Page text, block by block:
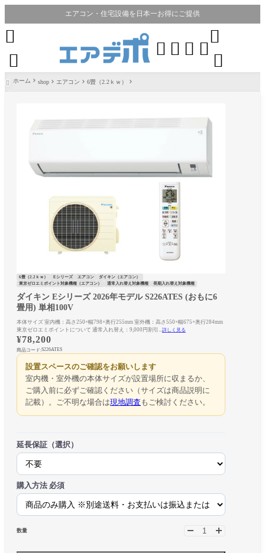
エアコン・住宅設備を日本一お得にご提供
   




 ホーム shop エアコン 6畳（2.2ｋｗ）
6畳（2.2ｋｗ） Eシリーズ エアコン
ダイキン（エアコン）
東京ゼロエミポイント対象機種（エアコン）
通常入れ替え対象機種 長期入れ替え対象機種
ダイキン Eシリーズ 2026年モデル S226ATES (おもに6
畳用) 単相100V
本体サイズ 室内機：高さ250×幅798×奥行255mm 室外機：高さ550×幅675×奥行284mm
東京ゼロエミポイントについて 通常入れ替え：9,000円割引...詳しく見る
¥78,200
商品コード:S226ATES
設置スペースのご確認をお願いします
室内機・室外機の本体サイズが設置場所に収まるか、
ご購入前に必ずご確認ください（サイズは商品説明に
記載）。ご不明な場合は現地調査 もご検討ください。
延長保証（選択）
購入方法 必須
数量